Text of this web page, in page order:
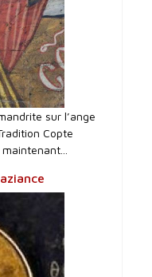
sur l’ange
Copte